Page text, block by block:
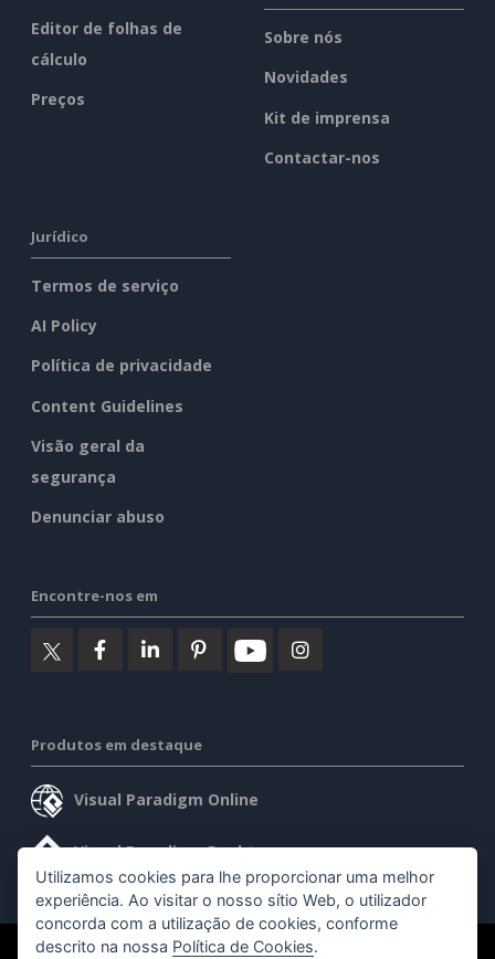
Editor de folhas de
cálculo
Preços
Sobre nós
Novidades
Kit de imprensa
Contactar-nos
Jurídico
Termos de serviço
AI Policy
Política de privacidade
Content Guidelines
Visão geral da
segurança
Denunciar abuso
Encontre-nos em
Produtos em destaque
Visual Paradigm Online
Visual Paradigm Desktop
Utilizamos cookies para lhe proporcionar uma melhor
experiência. Ao visitar o nosso sítio Web, o utilizador
concorda com a utilização de cookies, conforme
descrito na nossa Política de Cookies.